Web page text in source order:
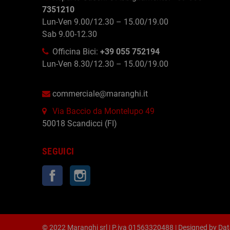
7351210
Lun-Ven 9.00/12.30 – 15.00/19.00
Sab 9.00-12.30
Officina Bici: +39 055 752194
Lun-Ven 8.30/12.30 – 15.00/19.00
commerciale@maranghi.it
Via Baccio da Montelupo 49
50018 Scandicci (FI)
SEGUICI
Facebook
© 2022 Maranghi srl | P.iva 01563320488 | Designed by